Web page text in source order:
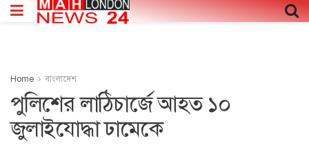
Home বাংলাদেশ
পুলিশের লাঠিচার্জে আহত ১০
জুলাইযোদ্ধা ঢামেকে